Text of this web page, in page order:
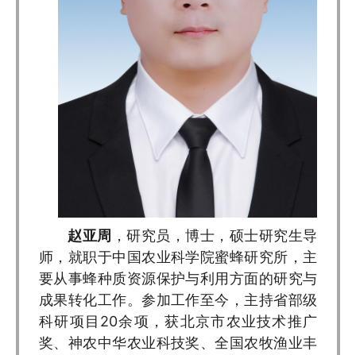
赵亚周 ，研究员，博士，硕士研究生导
师，就职于中国农业科学院蜜蜂研究所，主
要从事蜂种质资源保护与利用方面的研究与
成果转化工作。参加工作至今，主持省部级
科研项目20余项，获北京市农业技术推广
奖、神农中华农业科技奖、全国农牧渔业丰